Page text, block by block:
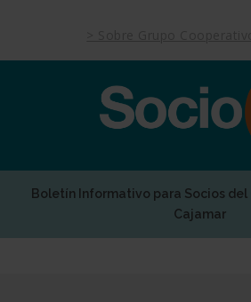
main
Boletín Informativo para Socios
Cajamar